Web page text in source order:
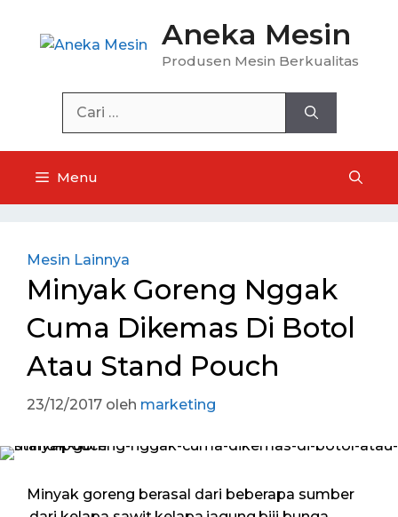
Aneka Mesin
Produsen Mesin Berkualitas
Cari
Menu
Mesin Lainnya
Minyak Goreng Nggak
Cuma Dikemas Di Botol
Atau Stand Pouch
23/12/2017 oleh marketing
Minyak goreng berasal dari beberapa sumber